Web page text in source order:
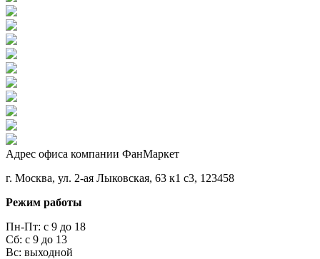
Адрес офиса компании ФанМаркет
г. Москва, ул. 2-ая Лыковская, 63 к1 с3, 123458
Режим работы
Пн-Пт: с 9 до 18
Сб: с 9 до 13
Вс: выходной